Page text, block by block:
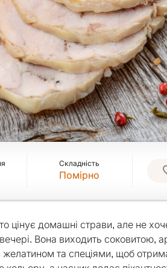
Складність
Помірно
цінує домашні страви, але не
Вона виходить соковитою,
та спеціями, щоб